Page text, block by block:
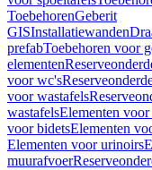
ToebehorenGeberit
GISInstallatiewanden
prefabToebehoren voor
elementen
voor wc's
voor wastafels
wastafelsElementen voor
voor bidetsElementen
Elementen voor urinoirs
muurafvoer